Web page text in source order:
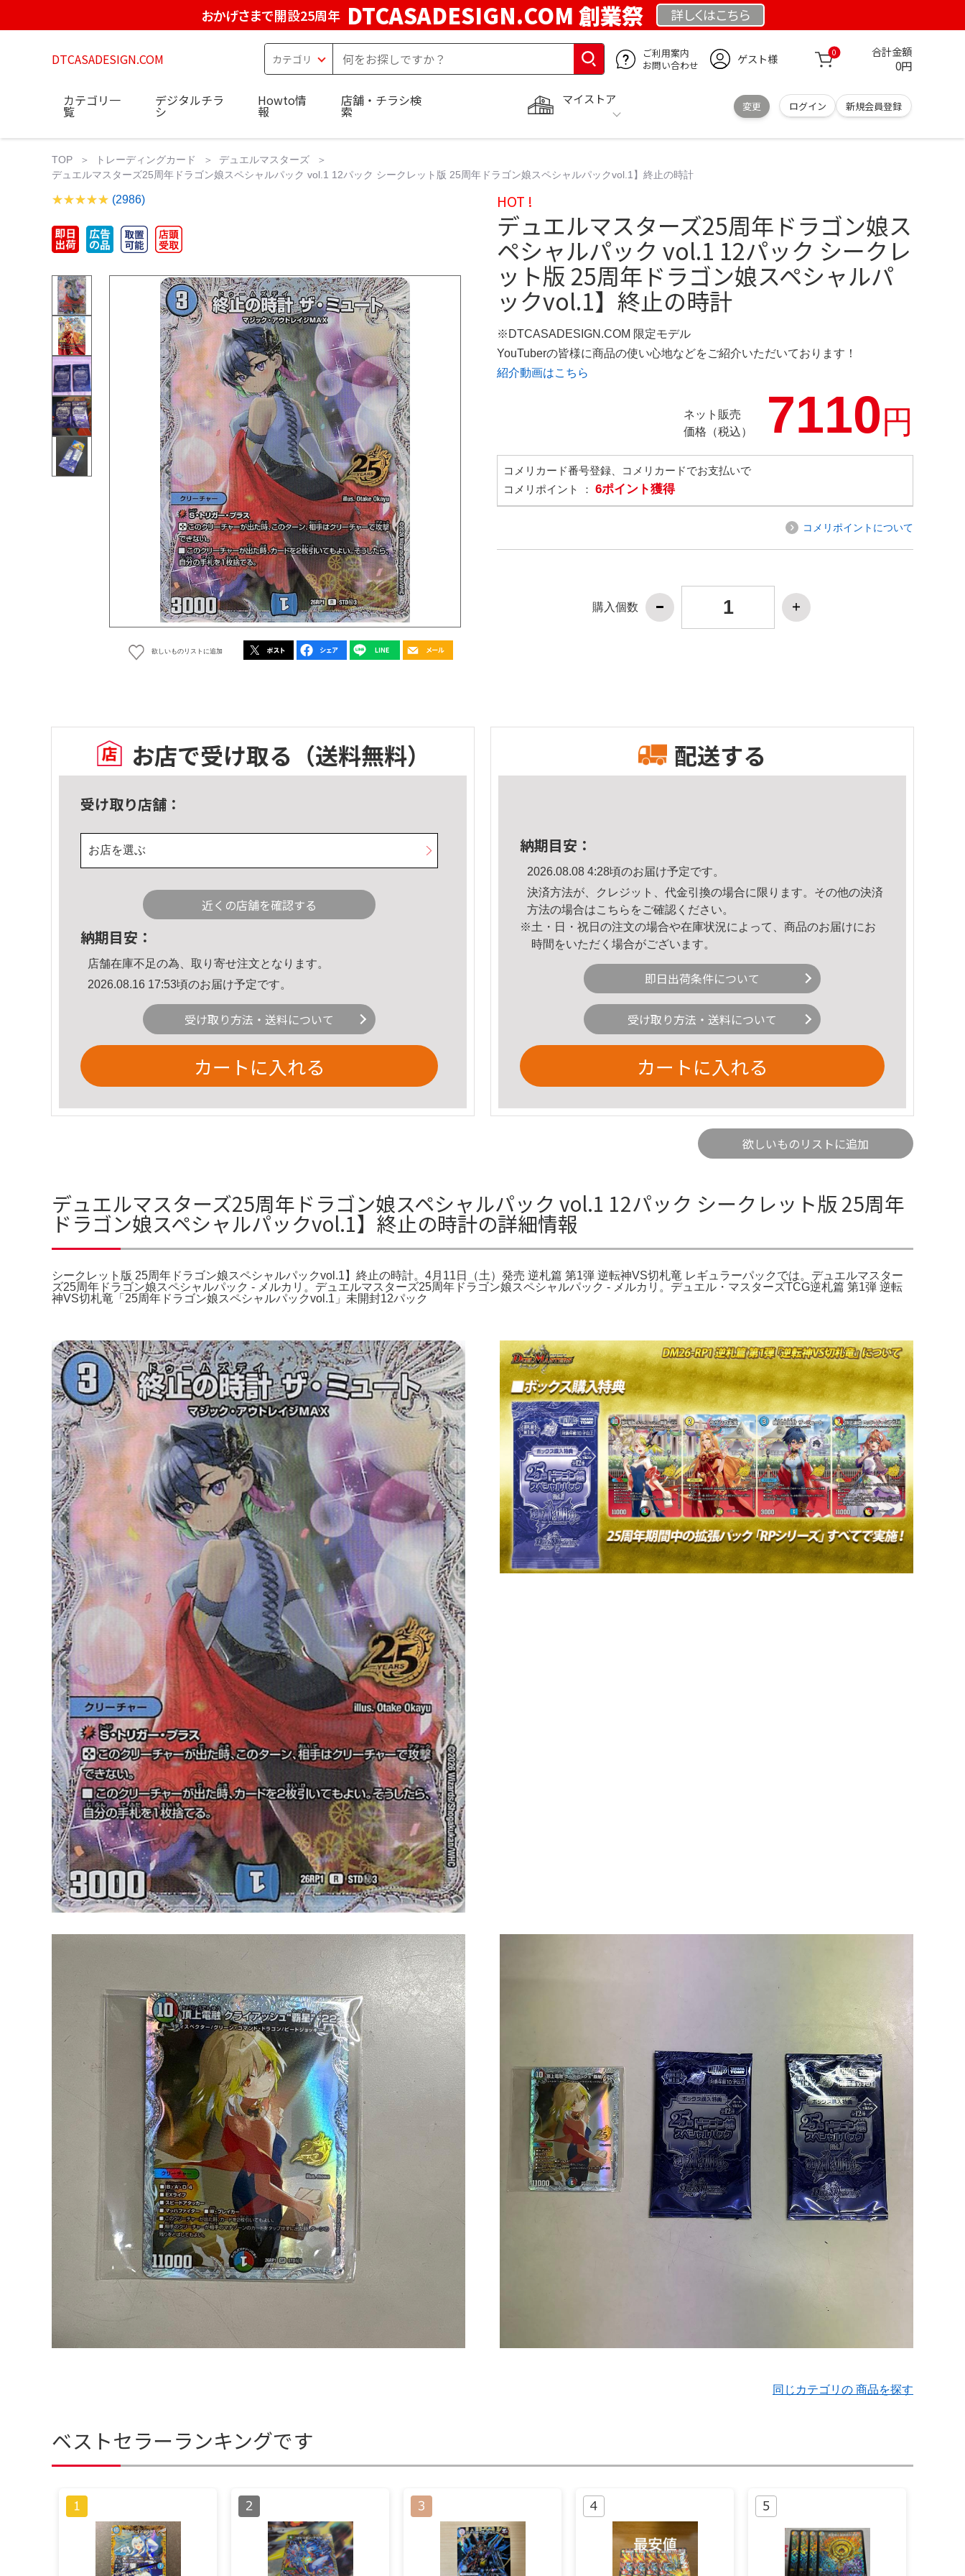
おかげさまで開設25周年 DTCASADESIGN.COM 創業祭 詳しくはこちら
DTCASADESIGN.COM
ご利用案内
お問い合わせ
ゲスト様 0 合計金額
0円
マイストア
変更 ログイン 新規会員登録
カテゴリ一
覧
デジタルチラ
シ
Howto情
報
店舗・チラシ検
索
TOP トレーディングカード
デュエルマスターズ
デュエルマスターズ25周年ドラゴン娘スペシャルパック vol.1 12パック シークレット版 25周年ドラゴン娘スペシャルパックvol.1】終止の時計
(2986)
欲しいものリストに追加
HOT !
デュエルマスターズ25周年ドラゴン娘ス
ペシャルパック vol.1 12パック シークレ
ット版 25周年ドラゴン娘スペシャルパ
ックvol.1】終止の時計
※DTCASADESIGN.COM 限定モデル
YouTuberの皆様に商品の使い心地などをご紹介いただいております！
紹介動画はこちら
ネット販売
価格（税込）
7110円
コメリカード番号登録、コメリカードでお支払いで
コメリポイント ： 6ポイント獲得
コメリポイントについて
購入個数
お店で受け取る （送料無料）
受け取り店舗：
お店を選ぶ
近くの店舗を確認する
納期目安：
店舗在庫不足の為、取り寄せ注文となります。
2026.08.16 17:53頃のお届け予定です。
受け取り方法・送料について
カートに入れる
配送する
納期目安：
2026.08.08 4:28頃のお届け予定です。
決済方法が、クレジット、代金引換の場合に限ります。その他の決済
方法の場合はこちら をご確認ください。
※土・日・祝日の注文の場合や在庫状況によって、商品のお届けにお
時間をいただく場合がございます。
即日出荷条件について
受け取り方法・送料について
カートに入れる
欲しいものリストに追加
デュエルマスターズ25周年ドラゴン娘スペシャルパック vol.1 12パック シークレット版 25周年
ドラゴン娘スペシャルパックvol.1】終止の時計の詳細情報
シークレット版 25周年ドラゴン娘スペシャルパックvol.1】終止の時計。4月11日（土）発売 逆札篇 第1弾 逆転神VS切札竜 レギュラーパックでは。デュエルマスター
ズ25周年ドラゴン娘スペシャルパック - メルカリ。デュエルマスターズ25周年ドラゴン娘スペシャルパック - メルカリ。デュエル・マスターズTCG逆札篇 第1弾 逆転
神VS切札竜「25周年ドラゴン娘スペシャルパックvol.1」未開封12パック
同じカテゴリの 商品を探す
ベストセラーランキングです